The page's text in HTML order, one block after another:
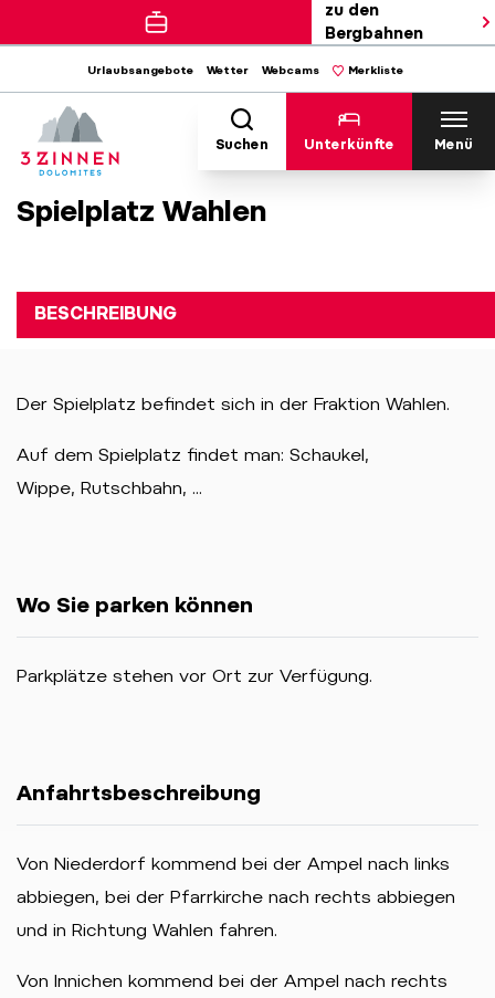
zu den
Bergbahnen
Urlaubsangebote Wetter Webcams Merkliste
Suchen Unterkünfte Menü
Spielplatz Wahlen
BESCHREIBUNG
Der Spielplatz befindet sich in der Fraktion Wahlen.
Auf dem Spielplatz findet man: Schaukel,
Wippe, Rutschbahn, ...
Wo Sie parken können
Parkplätze stehen vor Ort zur Verfügung.
Anfahrtsbeschreibung
Von Niederdorf kommend bei der Ampel nach links
abbiegen, bei der Pfarrkirche nach rechts abbiegen
und in Richtung Wahlen fahren.
Von Innichen kommend bei der Ampel nach rechts